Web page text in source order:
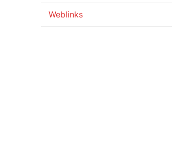
Weblinks